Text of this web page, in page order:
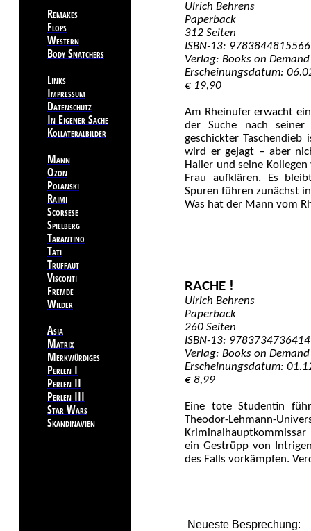
Remakes
Flops
Western
Body Snatchers
Links
Impressum
Datenschutz
In Eigener Sache
Kollateralbilder
Mann
Ozon
Polanski
Raimi
Scorsese
Spielberg
Tarantino
Tati
Truffaut
Visconti
Fremde
Wilder
Asia
Matrix
Merkwürdiges
Perlen I
Perlen II
Perlen III
Star Wars
Skandinavien
Ulrich Behrens
Paperback
312 Seiten
ISBN-13: 9783844815566
Verlag: Books on Demand
Erscheinungsdatum:
€ 19,90
Am Rheinufer erwacht
der Suche nach
geschickter
wird er gejagt – aber
Haller und seine
Frau aufklären. Es
Spuren führen zunächst
Was hat der Mann vom
RACHE !
Ulrich Behrens
Paperback
260 Seiten
ISBN-13: 9783734736414
Verlag: Books on Demand
Erscheinungsdatum:
€ 8,99
Eine tote Studentin
Theodor-
ein Gestrüpp von
des Falls vorkämpfen.
Neueste Besprechung: